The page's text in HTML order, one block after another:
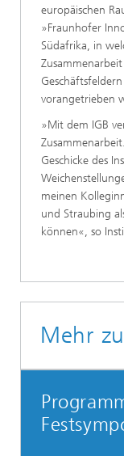
europäischen
»Fraunhofer
Südafrika, in
vorangetrieben
»Mit dem IGB
Geschicke des
meinen
und Straubing
können«, so
Mehr